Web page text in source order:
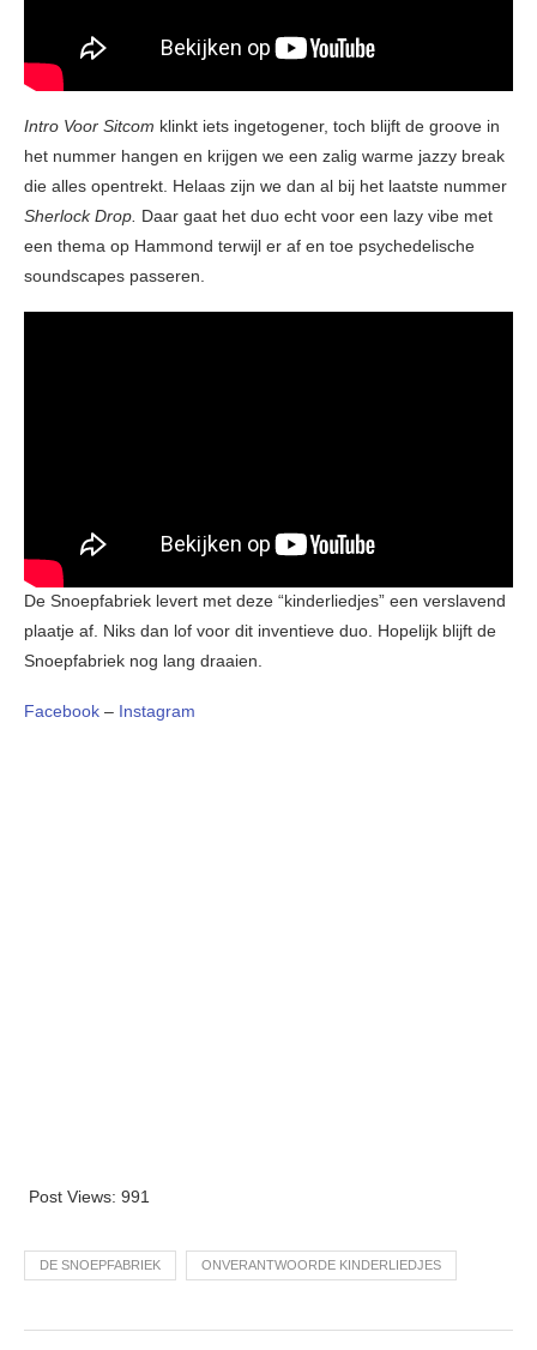
Intro Voor Sitcom klinkt iets ingetogener, toch blijft de groove in
het nummer hangen en krijgen we een zalig warme jazzy break
die alles opentrekt. Helaas zijn we dan al bij het laatste nummer
Sherlock Drop. Daar gaat het duo echt voor een lazy vibe met
een thema op Hammond terwijl er af en toe psychedelische
soundscapes passeren.
De Snoepfabriek levert met deze “kinderliedjes” een verslavend
plaatje af. Niks dan lof voor dit inventieve duo. Hopelijk blijft de
Snoepfabriek nog lang draaien.
Facebook – Instagram
Post Views: 991
DE SNOEPFABRIEK ONVERANTWOORDE KINDERLIEDJES